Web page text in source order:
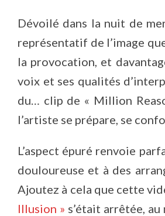
Dévoilé dans la nuit de
représentatif de l’image
la provocation, et
voix et ses qualités
du… clip de « Million
l’artiste se prépare, se
L’aspect épuré renvoie
douloureuse et à des
Ajoutez à cela que cette
Illusion » s’était arrêtée,